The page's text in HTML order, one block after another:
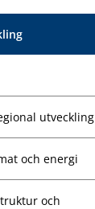
utveckling
och energi
och